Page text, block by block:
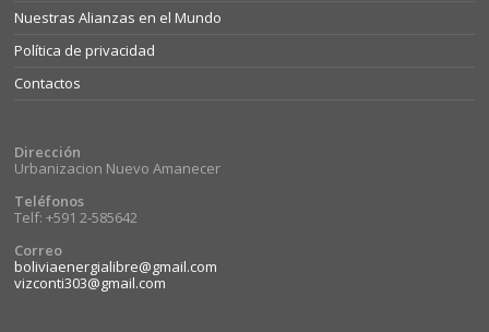
Nuestras Alianzas en el Mundo
Política de privacidad
Contactos
Dirección
Urbanizacion Nuevo Amanecer
Teléfonos
Telf: +591 2-585642
Correo
boliviaenergialibre@gmail.com
vizconti303@gmail.com